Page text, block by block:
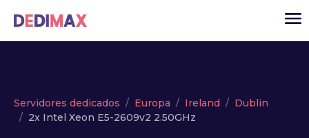
Cloud
VPS
Servidores dedicados Europa Ireland
Dublin
2x Intel Xeon E5-2609v2 2.50GHz